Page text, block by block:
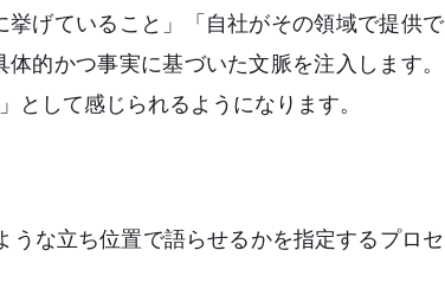
げていること」「自社がその領域で提供で
的かつ事実に基づいた文脈を注入します。
として感じられるようになります。
な立ち位置で語らせるかを指定するプロセ